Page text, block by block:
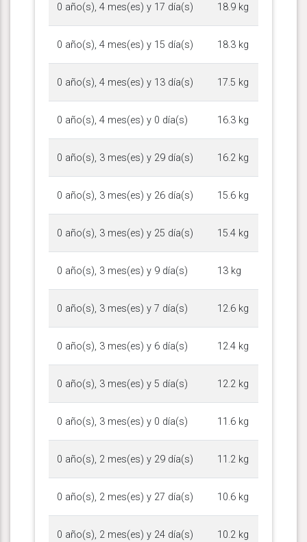
0 año(s), 4 mes(es) y 17 día(s) 18.9 kg
0 año(s), 4 mes(es) y 15 día(s) 18.3 kg
0 año(s), 4 mes(es) y 13 día(s) 17.5 kg
0 año(s), 4 mes(es) y 0 día(s) 16.3 kg
0 año(s), 3 mes(es) y 29 día(s) 16.2 kg
0 año(s), 3 mes(es) y 26 día(s) 15.6 kg
0 año(s), 3 mes(es) y 25 día(s) 15.4 kg
0 año(s), 3 mes(es) y 9 día(s) 13 kg
0 año(s), 3 mes(es) y 7 día(s) 12.6 kg
0 año(s), 3 mes(es) y 6 día(s) 12.4 kg
0 año(s), 3 mes(es) y 5 día(s) 12.2 kg
0 año(s), 3 mes(es) y 0 día(s) 11.6 kg
0 año(s), 2 mes(es) y 29 día(s) 11.2 kg
0 año(s), 2 mes(es) y 27 día(s) 10.6 kg
0 año(s), 2 mes(es) y 24 día(s) 10.2 kg